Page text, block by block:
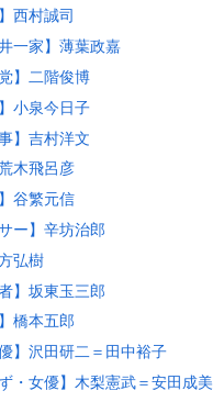
西村誠司
一家】薄葉政嘉
】二階俊博
小泉今日子
】吉村洋文
木飛呂彦
谷繁元信
ー】辛坊治郎
弘樹
】坂東玉三郎
橋本五郎
】沢田研二＝田中裕子
・女優】木梨憲武＝安田成美